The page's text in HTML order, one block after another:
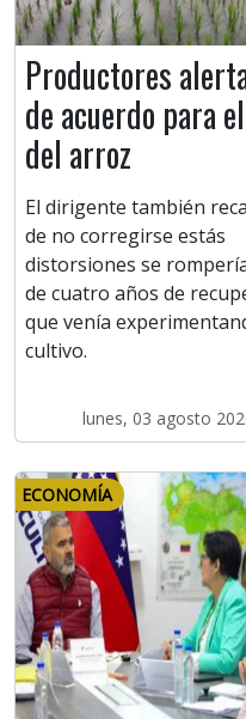
Productores
de acuerdo para
del arroz
El dirigente también
de no corregirse estás
distorsiones se
de cuatro años de
que venía
cultivo.
lunes, 03 agosto
ECONOMÍA